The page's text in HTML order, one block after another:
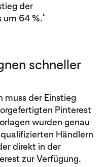
der
um 64 %.³
schneller
muss der Einstieg
Pinterest
wurden genau
Händlern
direkt in der
zur Verfügung.